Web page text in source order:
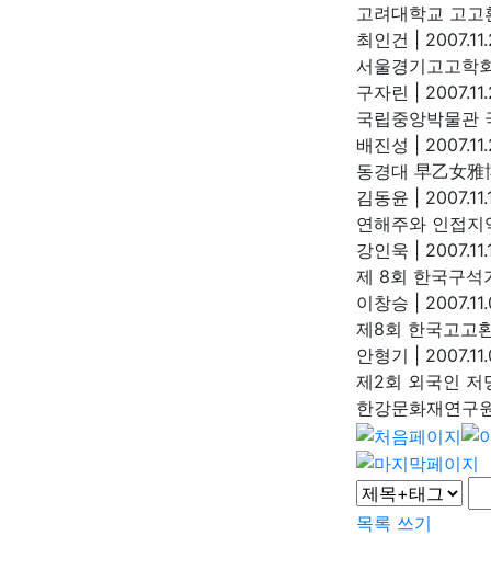
고려대학교 고
최인건
서울경기고고학
구자린
국립중앙박물관
배진성
동경대 早乙女
김동윤
연해주와 인접
강인욱
제 8회 한국구석
이창승
제8회 한국고고
안형기
제2회 외국인 저
한강문화재연구
목록 쓰기